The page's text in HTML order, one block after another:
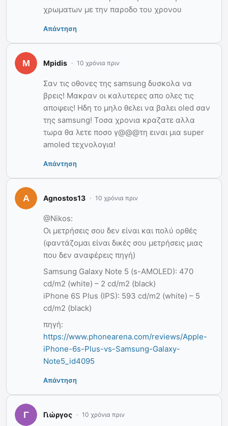
χρωματων με την παροδο του χρονου
Απάντηση
Mpidis 10 χρόνια πριν
Σαν τις οθονες της samsung δυσκολα να
βρεις! Μακραν οι καλυτερες απο ολες τις
αποψεις! Ηδη το μηλο θελει να βαλει oled σαν
της samsung! Τοσα χρονια κραζατε αλλα
τωρα θα λετε ποσο γ@@@τη ειναι μια super
amoled τεχνολογια!
Απάντηση
Agnostos13 10 χρόνια πριν
@Nikos:
Οι μετρήσεις σου δεν είναι και πολύ ορθές
(φαντάζομαι είναι δικές σου μετρήσεις μιας
που δεν αναφέρεις πηγή)
Samsung Galaxy Note 5 (s-AMOLED): 470
cd/m2 (white) – 2 cd/m2 (black)
iPhone 6S Plus (IPS): 593 cd/m2 (white) – 5
cd/m2 (black)
πηγή:
https://www.phonearena.com/reviews/Apple-
iPhone-6s-Plus-vs-Samsung-Galaxy-
Note5_id4095
Απάντηση
Γιώργος 10 χρόνια πριν